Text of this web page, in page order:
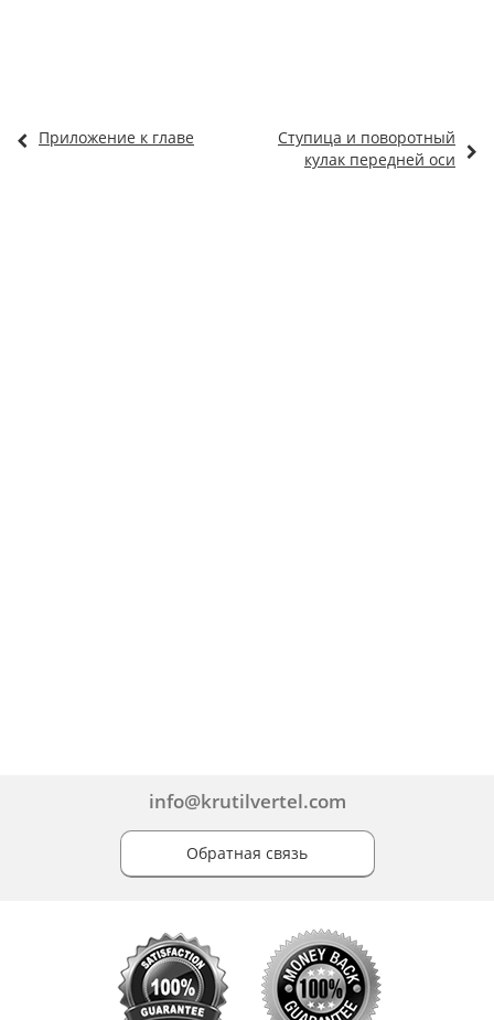
Приложение к главе
Ступица и поворотный
кулак передней оси
info@krutilvertel.com
Обратная связь